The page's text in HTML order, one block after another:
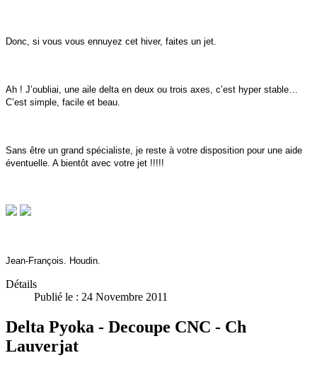
Donc, si vous vous ennuyez cet hiver, faites un jet.
Ah ! J’oubliai, une aile delta en deux ou trois axes, c’est hyper stable…
C’est simple, facile et beau.
Sans être un grand spécialiste, je reste à votre disposition pour une aide
éventuelle. A bientôt avec votre jet !!!!!
Jean-François. Houdin.
Détails
Publié le : 24 Novembre 2011
Delta Pyoka - Decoupe CNC - Ch
Lauverjat